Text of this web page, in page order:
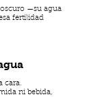
oscuro —su agua
fertilidad
cara.
ni bebida,